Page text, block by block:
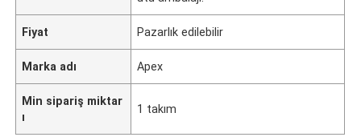
Fiyat Pazarlık edilebilir
Marka adı Apex
Min sipariş miktar
ı
1 takım